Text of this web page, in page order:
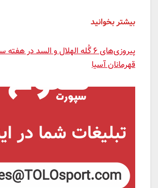
بیشتر بخوانید
پیروزی‌های ۶ گُله الهلال و السد در
قهرمانان آسیا